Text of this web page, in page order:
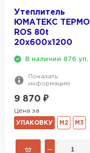
Утеплитель
ЮМАТЕКС ТЕРМО
ROS 80t
20х600х1200
В наличии 876 уп.
Показать
информацию
9 870 ₽
Цена за
УПАКОВКУ М2 М3